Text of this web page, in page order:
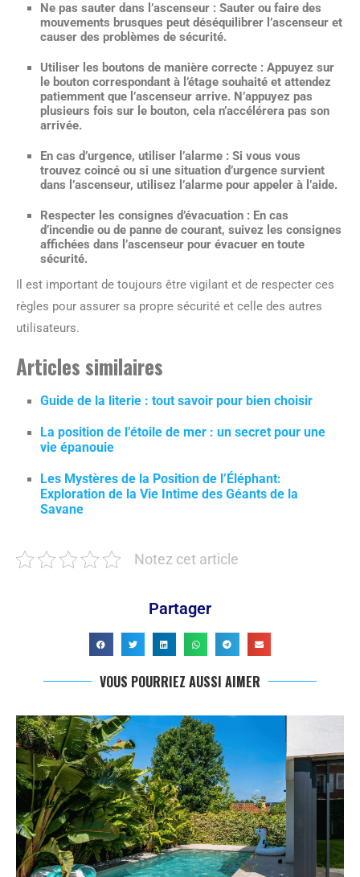
Ne pas sauter dans l’ascenseur : Sauter ou faire des
mouvements brusques peut déséquilibrer l’ascenseur et
causer des problèmes de sécurité.
Utiliser les boutons de manière correcte : Appuyez sur
le bouton correspondant à l’étage souhaité et attendez
patiemment que l’ascenseur arrive. N’appuyez pas
plusieurs fois sur le bouton, cela n’accélérera pas son
arrivée.
En cas d’urgence, utiliser l’alarme : Si vous vous
trouvez coincé ou si une situation d’urgence survient
dans l’ascenseur, utilisez l’alarme pour appeler à l’aide.
Respecter les consignes d’évacuation : En cas
d’incendie ou de panne de courant, suivez les consignes
affichées dans l’ascenseur pour évacuer en toute
sécurité.
Il est important de toujours être vigilant et de respecter ces
règles pour assurer sa propre sécurité et celle des autres
utilisateurs.
Articles similaires
Guide de la literie : tout savoir pour bien choisir
La position de l’étoile de mer : un secret pour une
vie épanouie
Les Mystères de la Position de l’Éléphant:
Exploration de la Vie Intime des Géants de la
Savane
Notez cet article
Partager
VOUS POURRIEZ AUSSI AIMER